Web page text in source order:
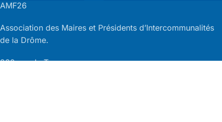
AMF26
Association des Maires et Présidents d’Intercommunalités
de la Drôme.
260 rue du Toueur